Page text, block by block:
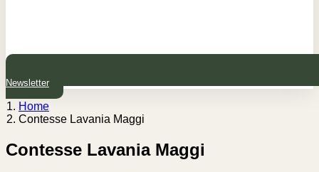
Newsletter
Home
Contesse Lavania Maggi
Contesse Lavania Maggi